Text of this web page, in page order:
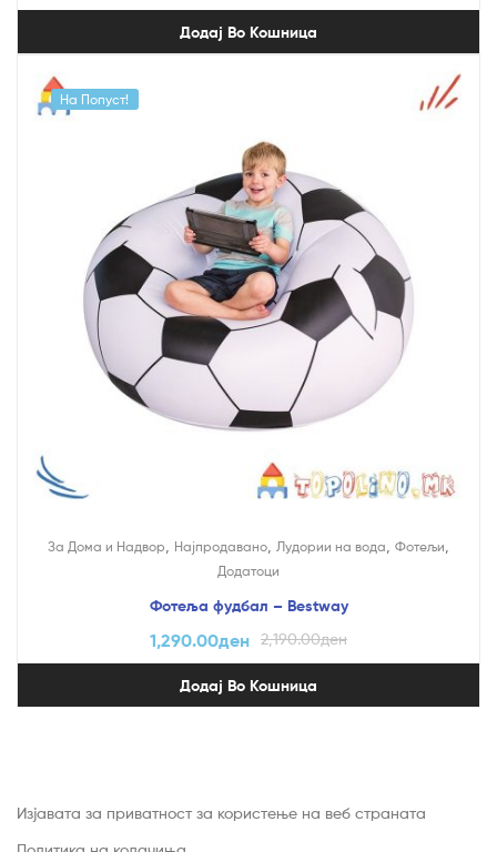
Додај Во Кошница
На Попуст!
За Дома и Надвор, Најпродавано, Лудории на вода, Фотељи,
Додатоци
Фотеља фудбал – Bestway
2,190.00ден
1,290.00ден
Додај Во Кошница
Изјавата за приватност за користење на веб страната